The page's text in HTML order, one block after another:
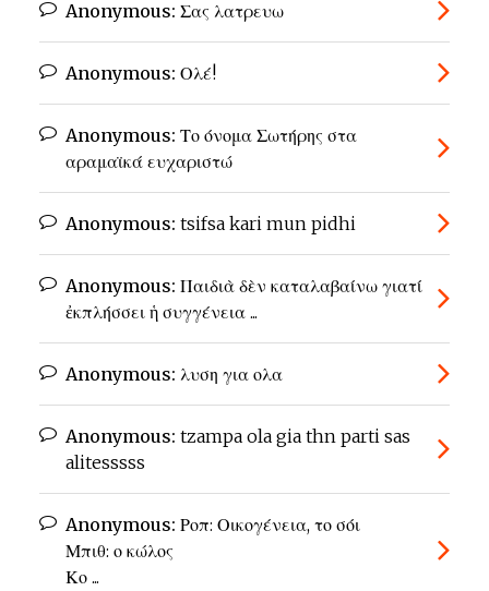
Anonymous: Σας λατρευω
Anonymous: Ολέ!
Anonymous: Το όνομα Σωτήρης στα
αραμαϊκά ευχαριστώ
Anonymous: tsifsa kari mun pidhi
Anonymous: Παιδιὰ δὲν καταλαβαίνω γιατί
ἐκπλήσσει ἡ συγγένεια ...
Anonymous: λυση για ολα
Anonymous: tzampa ola gia thn parti sas
alitesssss
Anonymous: Ροπ: Οικογένεια, το σόι
Μπιθ: ο κώλος
Κο ...